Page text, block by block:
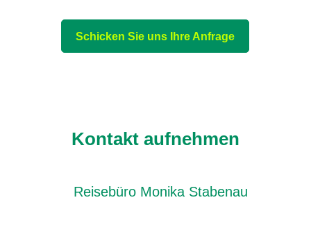
Schicken Sie uns Ihre Anfrage
Kontakt aufnehmen
Reisebüro Monika Stabenau